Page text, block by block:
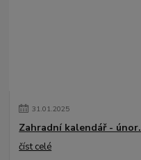
31.01.2025
Zahradní kalendář - únor.
číst celé